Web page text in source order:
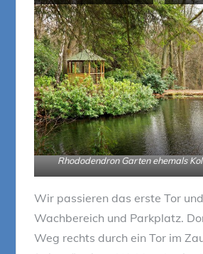
Ludwig
Rhododendron Garten ehemals
Wir passieren das erste Tor
Wachbereich und Parkplatz.
Weg rechts durch ein Tor im